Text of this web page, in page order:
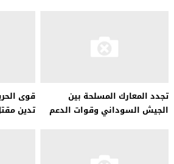
تجدد المعارك المسلحة بين
الجيش السوداني وقوات الدعم
قوى
تدين